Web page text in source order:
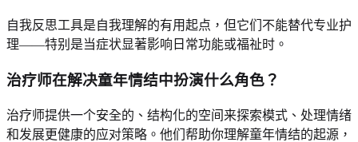
自我反思工具是自我理解的有用起点，但它们不能替代专业护
理——特别是当症状显著影响日常功能或福祉时。
治疗师在解决童年情结中扮演什么角色？
治疗师提供一个安全的、结构化的空间来探索模式、处理情绪
和发展更健康的应对策略。他们帮助你理解童年情结的起源，